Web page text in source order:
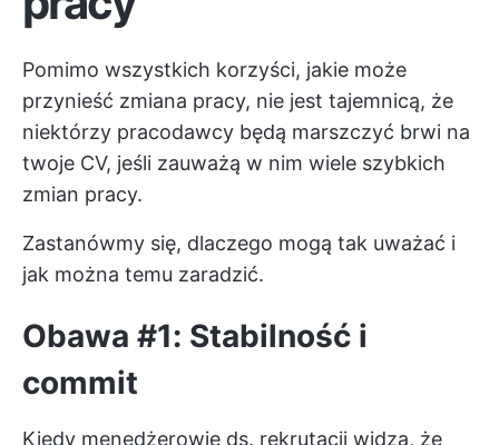
Pomimo wszystkich korzyści, jakie może
przynieść zmiana pracy, nie jest tajemnicą, że
niektórzy pracodawcy będą marszczyć brwi na
twoje CV, jeśli zauważą w nim wiele szybkich
zmian pracy.
Zastanówmy się, dlaczego mogą tak uważać i
jak można temu zaradzić.
Obawa #1: Stabilność i
commit
Kiedy menedżerowie ds. rekrutacji widzą, że